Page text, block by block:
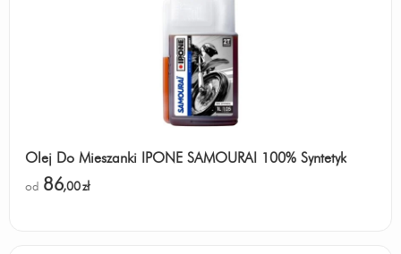
Olej Do Mieszanki IPONE SAMOURAI 100% Syntetyk
od 86,00zł